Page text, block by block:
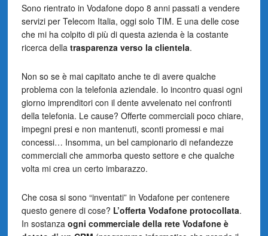
Sono rientrato in Vodafone dopo 8 anni passati a vendere
servizi per Telecom Italia, oggi solo TIM. E una delle cose
che mi ha colpito di più di questa azienda è la costante
ricerca della trasparenza verso la clientela.
Non so se è mai capitato anche te di avere qualche
problema con la telefonia aziendale. Io incontro quasi ogni
giorno imprenditori con il dente avvelenato nei confronti
della telefonia. Le cause? Offerte commerciali poco chiare,
impegni presi e non mantenuti, sconti promessi e mai
concessi… Insomma, un bel campionario di nefandezze
commerciali che ammorba questo settore e che qualche
volta mi crea un certo imbarazzo.
Che cosa si sono “inventati” in Vodafone per contenere
questo genere di cose? L’offerta Vodafone protocollata.
In sostanza ogni commerciale della rete Vodafone è